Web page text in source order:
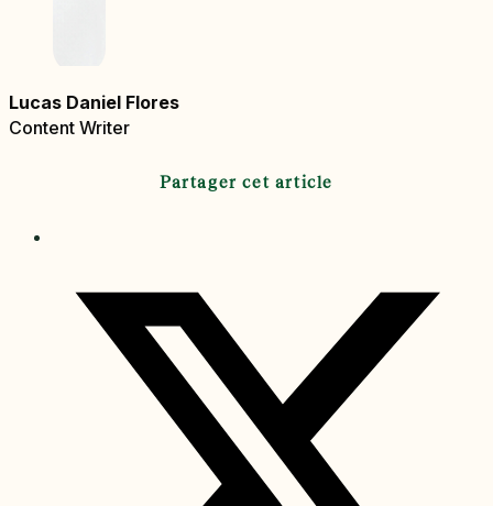
Lucas Daniel Flores
Content Writer
Partager cet article